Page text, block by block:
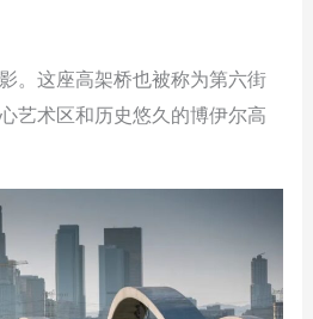
。这座高架桥也被称为第六街
艺术区和历史悠久的博伊尔高